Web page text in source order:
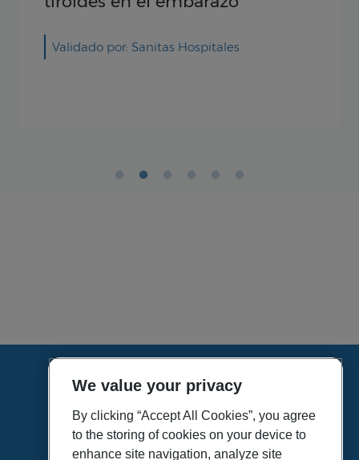
Validado por: Dr. Eduardo Cabrillo
HOME
VÍDEOS
POLÍTICA DE PRIVACIDAD
POLÍTICA DE COOKIES
We value your privacy
By clicking “Accept All Cookies”, you agree
to the storing of cookies on your device to
enhance site navigation, analyze site